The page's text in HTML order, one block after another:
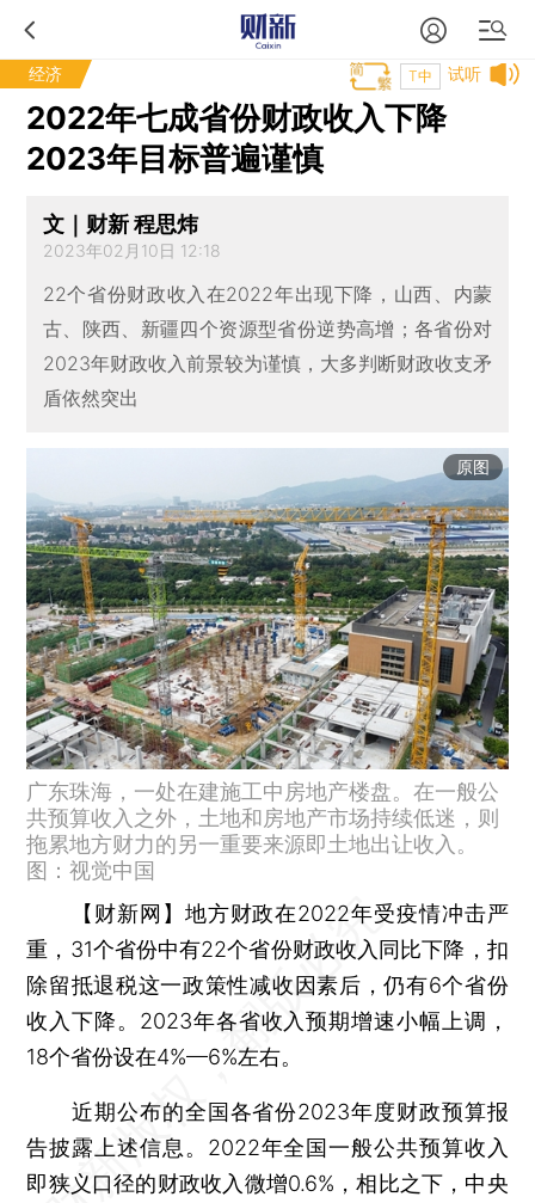
经济 试听
T中
2022年七成省份财政收入下降
2023年目标普遍谨慎
文｜财新 程思炜
2023年02月10日 12:18
22个省份财政收入在2022年出现下降，山西、内蒙
古、陕西、新疆四个资源型省份逆势高增；各省份对
2023年财政收入前景较为谨慎，大多判断财政收支矛
盾依然突出
原图
广东珠海，一处在建施工中房地产楼盘。在一般公
共预算收入之外，土地和房地产市场持续低迷，则
拖累地方财力的另一重要来源即土地出让收入。
图：视觉中国
【财新网】 地方财政在2022年受疫情冲击严
重，31个省份中有22个省份财政收入同比下降，扣
除留抵退税这一政策性减收因素后，仍有6个省份
收入下降。2023年各省收入预期增速小幅上调，
18个省份设在4%—6%左右。
近期公布的全国各省份2023年度财政预算报
告披露上述信息。2022年全国一般公共预算收入
即狭义口径的财政收入微增0.6%，相比之下，中央